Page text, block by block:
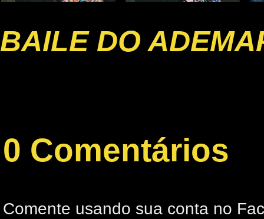
BAILE DO
0 Comentários
Comente usando sua conta no